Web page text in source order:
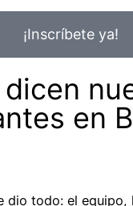
¡Inscríbete ya!
en
dio todo: el equipo,